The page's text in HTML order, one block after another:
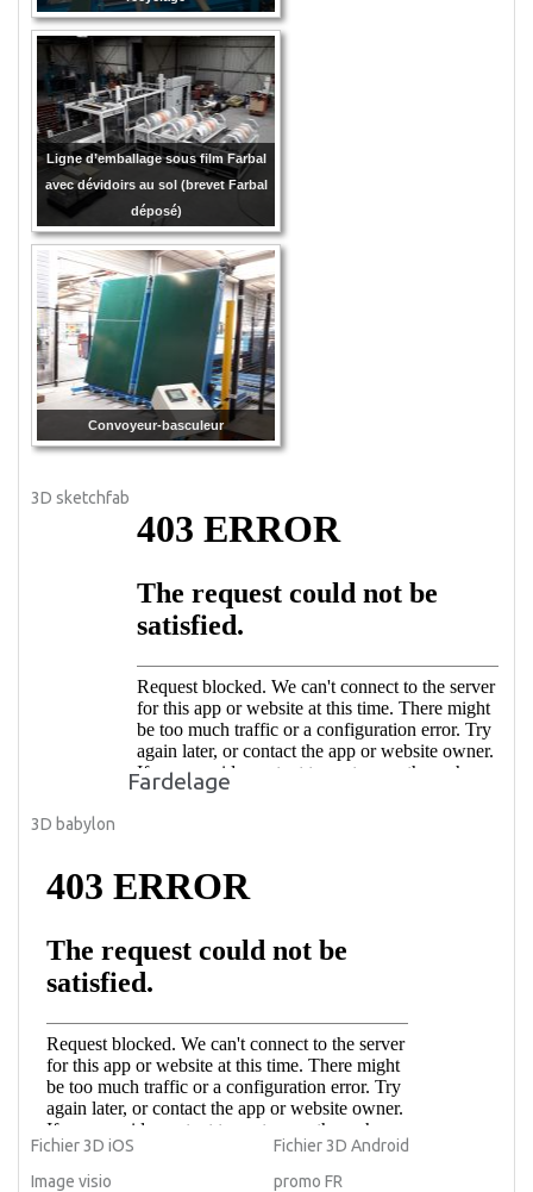
Ligne d’emballage sous film Farbal
avec dévidoirs au sol (brevet Farbal
déposé)
Convoyeur-basculeur
3D sketchfab
Fardelage
3D babylon
Fichier 3D iOS
Fichier 3D Android
Image visio
promo FR